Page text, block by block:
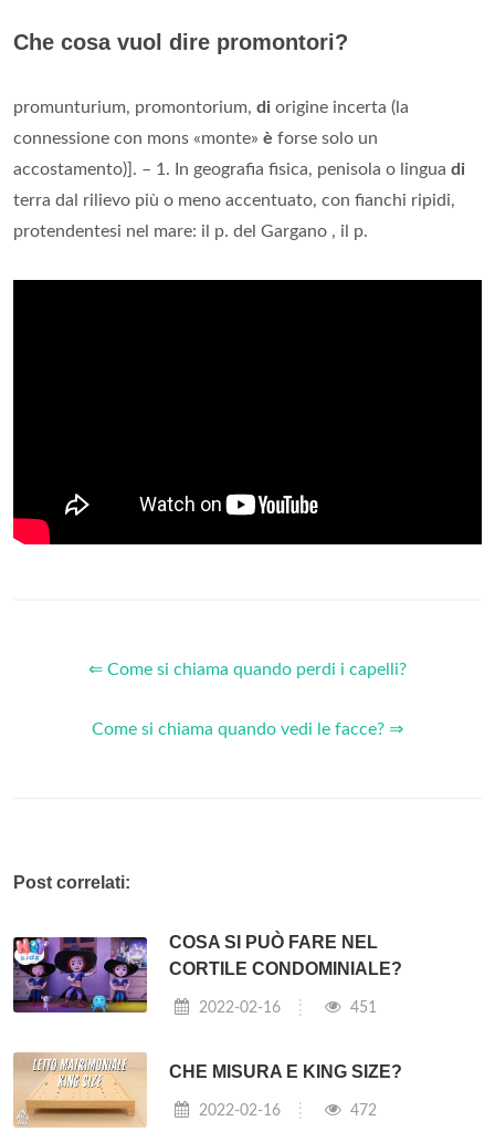
Che cosa vuol dire promontori?
promunturium, promontorium, di origine incerta (la
connessione con mons «monte» è forse solo un
accostamento)]. – 1. In geografia fisica, penisola o lingua di
terra dal rilievo più o meno accentuato, con fianchi ripidi,
protendentesi nel mare: il p. del Gargano , il p.
⇐ Come si chiama quando perdi i capelli?
Come si chiama quando vedi le facce? ⇒
Post correlati:
COSA SI PUÒ FARE NEL
CORTILE CONDOMINIALE?
2022-02-16 451
CHE MISURA E KING SIZE?
2022-02-16 472